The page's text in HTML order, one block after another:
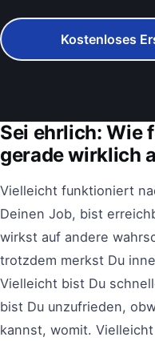
Kostenloses
Sei ehrlich: Wie
gerade wirklich
Vielleicht funktioniert
Deinen Job, bist
wirkst auf andere
trotzdem merkst Du
Vielleicht bist Du
bist Du unzufrieden,
kannst, womit.